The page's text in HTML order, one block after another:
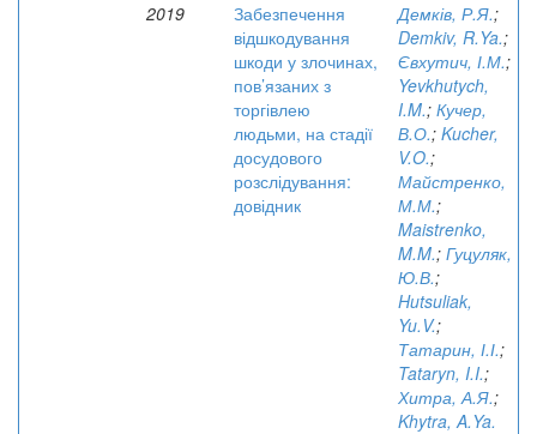
2019
Забезпечення
відшкодування
шкоди у злочинах,
пов’язаних з
торгівлею
людьми, на стадії
досудового
розслідування:
довідник
Демків, Р.Я.;
Demkiv, R.Ya.;
Євхутич, І.М.;
Yevkhutych,
I.M.; Кучер,
В.О.; Kucher,
V.O.;
Майстренко,
М.М.;
Maistrenko,
M.M.; Гуцуляк,
Ю.В.;
Hutsuliak,
Yu.V.;
Татарин, І.І.;
Tataryn, I.I.;
Хитра, А.Я.;
Khytra, A.Ya.